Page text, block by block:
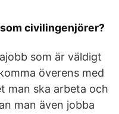
civilingenjörer?
som är väldigt
överens med
man ska arbeta och
man även jobba